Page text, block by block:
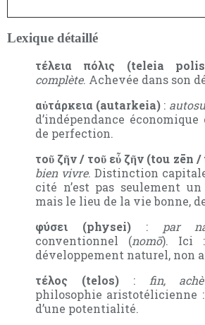
Lexique détaillé
τέλεια πόλις (teleia
complète. Achevée dans son
αὐτάρκεια (autarkeia) :
d’indépendance
de perfection.
τοῦ ζῆν / τοῦ εὖ ζῆν (tou zēn
bien vivre. Distinction
cité n’est pas seulement
mais le lieu de la vie bonne,
φύσει (physei): par
conventionnel (nomō). Ici
développement naturel, non
τέλος (telos): fin,
philosophie aristotélicienne
d’une potentialité.